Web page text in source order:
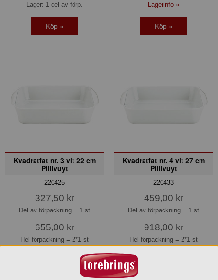
Lager: 1 del av förp.
Köp »
Lagerinfo »
Köp »
Kvadratfat nr. 3 vit 22 cm
Pillivuyt
220425
327,50 kr
Del av förpackning = 1 st
655,00 kr
Hel förpackning = 2*1 st
Kvadratfat nr. 4 vit 27 cm
Pillivuyt
220433
459,00 kr
Del av förpackning = 1 st
918,00 kr
Hel förpackning = 2*1 st